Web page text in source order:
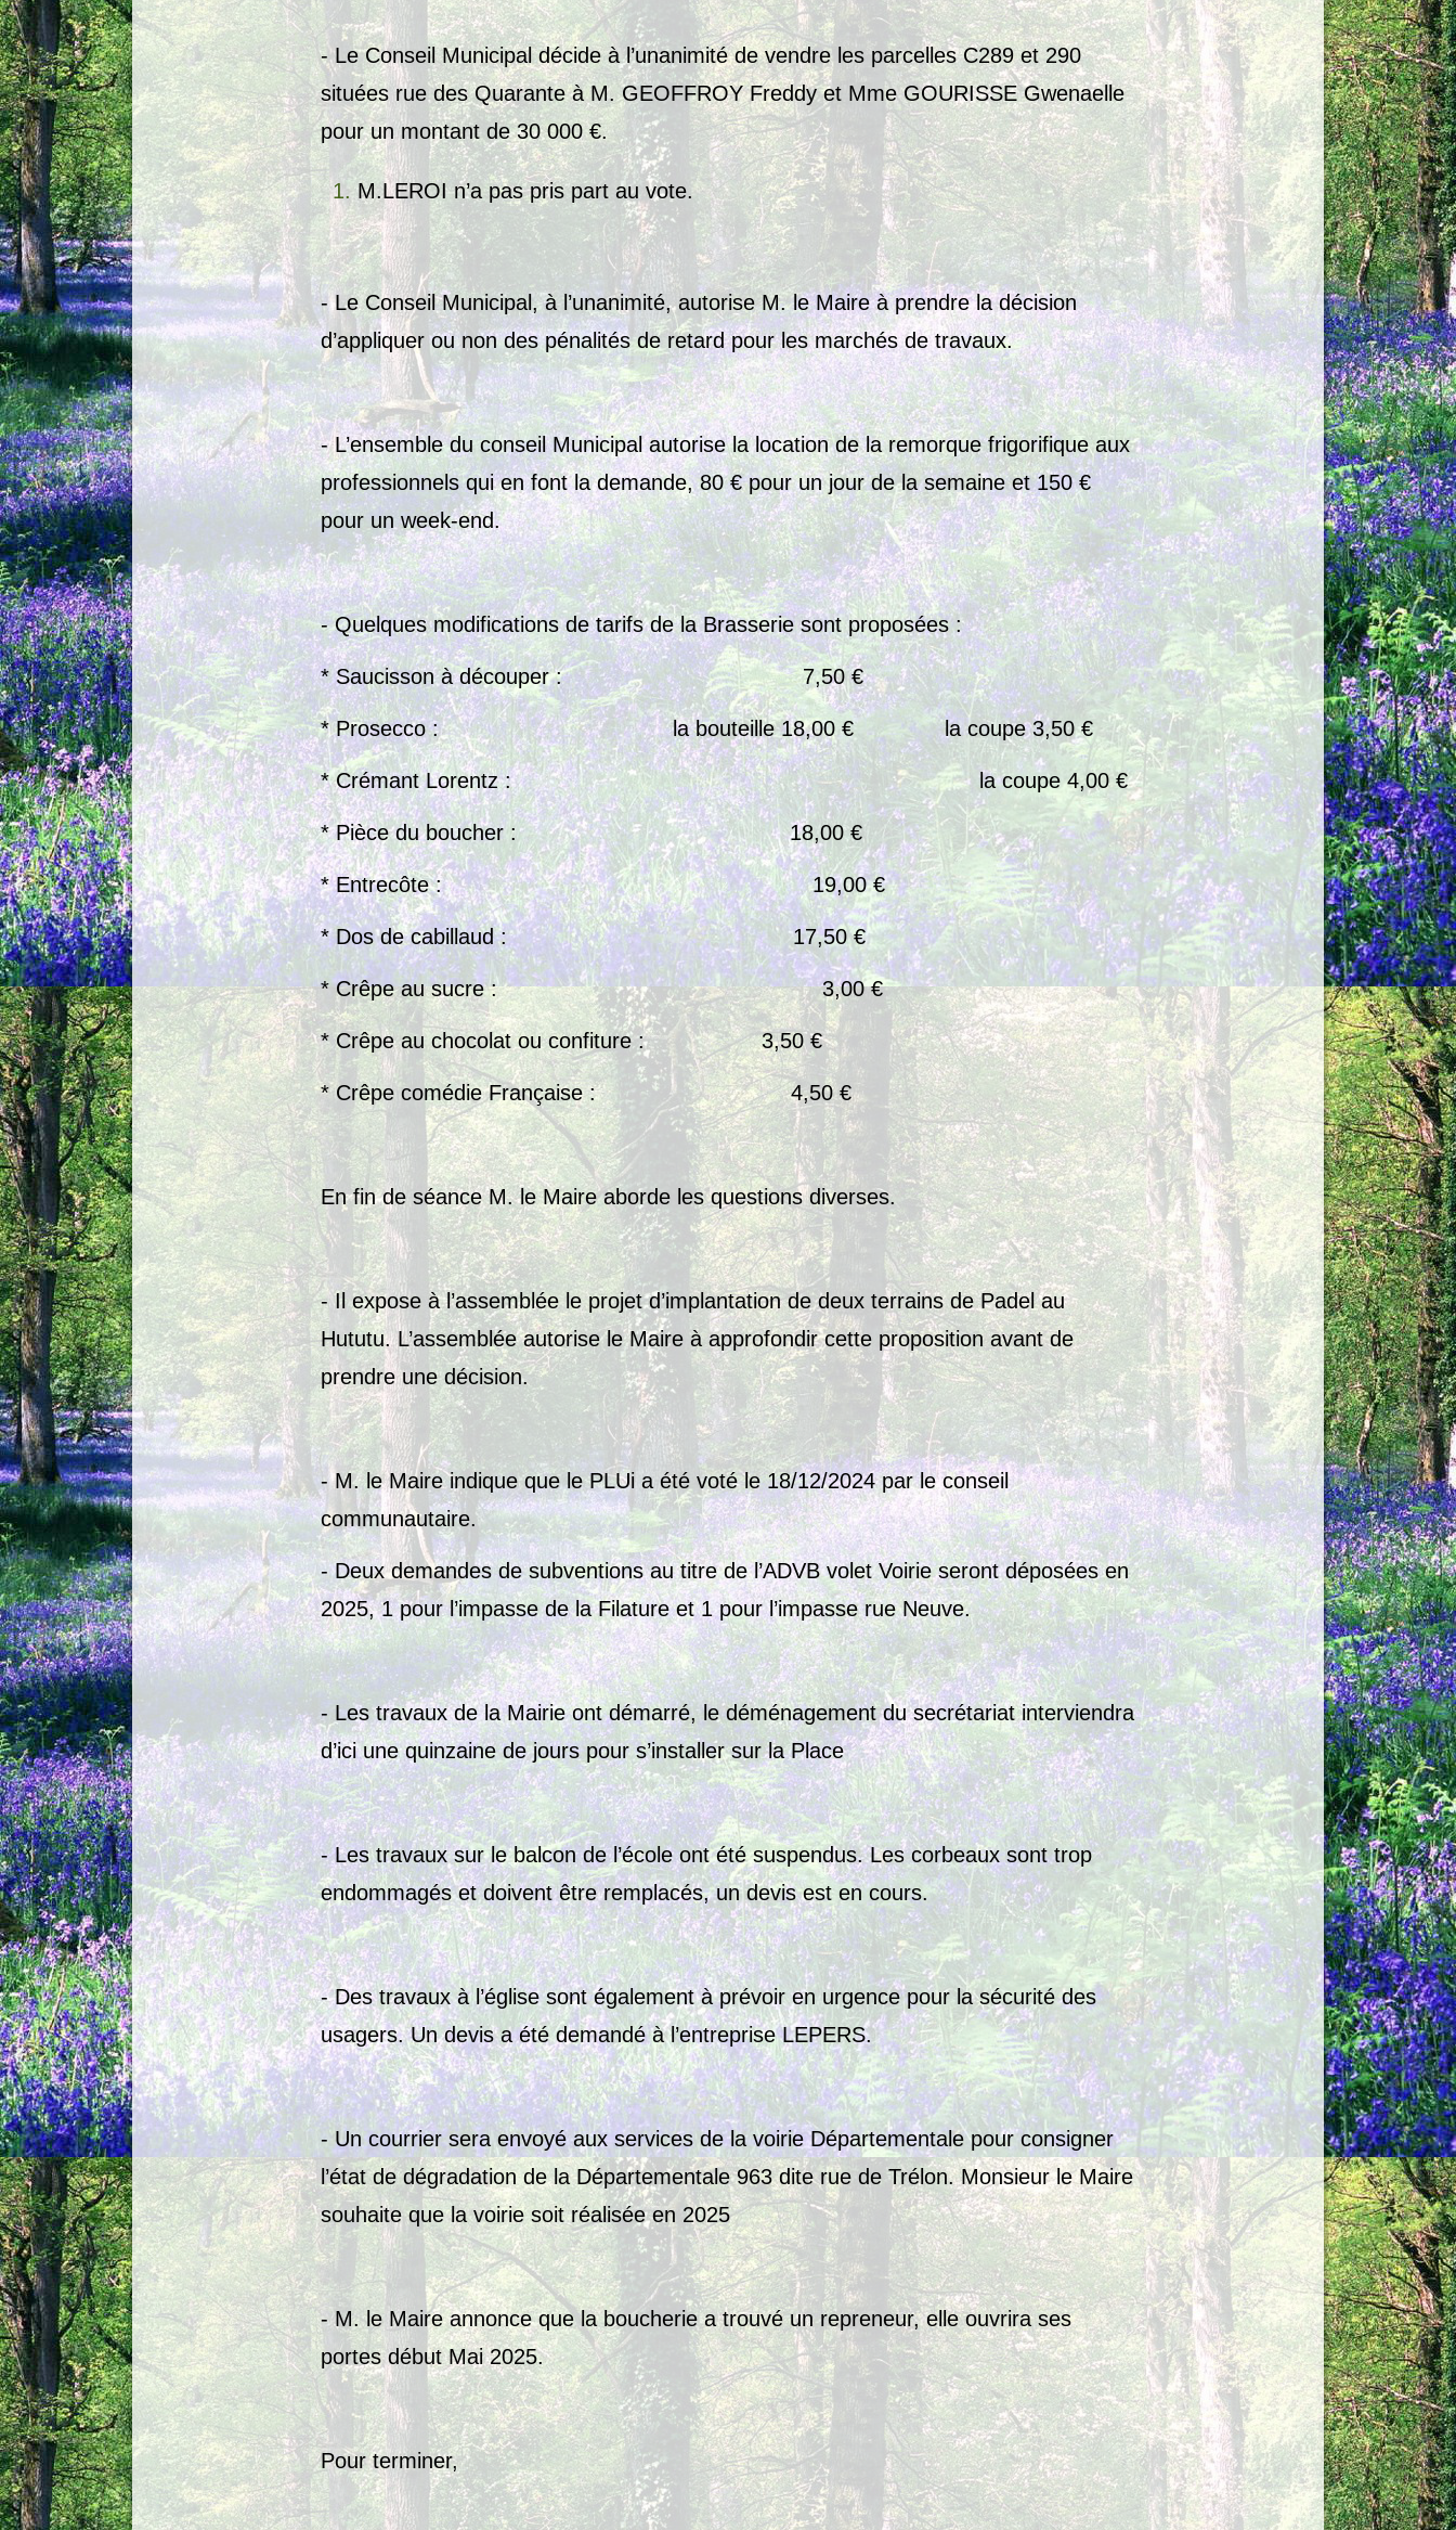
- Le Conseil Municipal décide à l’unanimité de vendre les parcelles C289 et 290
situées rue des Quarante à M. GEOFFROY Freddy et Mme GOURISSE Gwenaelle
pour un montant de 30 000 €.
M.LEROI n’a pas pris part au vote.
- Le Conseil Municipal, à l’unanimité, autorise M. le Maire à prendre la décision
d’appliquer ou non des pénalités de retard pour les marchés de travaux.
- L’ensemble du conseil Municipal autorise la location de la remorque frigorifique aux
professionnels qui en font la demande, 80 € pour un jour de la semaine et 150 €
pour un week-end.
- Quelques modifications de tarifs de la Brasserie sont proposées :
* Saucisson à découper : 7,50 €
* Prosecco : la bouteille 18,00 € la coupe 3,50 €
* Crémant Lorentz : la coupe 4,00 €
* Pièce du boucher : 18,00 €
* Entrecôte : 19,00 €
* Dos de cabillaud : 17,50 €
* Crêpe au sucre : 3,00 €
* Crêpe au chocolat ou confiture : 3,50 €
* Crêpe comédie Française : 4,50 €
En fin de séance M. le Maire aborde les questions diverses.
- Il expose à l’assemblée le projet d’implantation de deux terrains de Padel au
Hututu. L’assemblée autorise le Maire à approfondir cette proposition avant de
prendre une décision.
- M. le Maire indique que le PLUi a été voté le 18/12/2024 par le conseil
communautaire.
- Deux demandes de subventions au titre de l’ADVB volet Voirie seront déposées en
2025, 1 pour l’impasse de la Filature et 1 pour l’impasse rue Neuve.
- Les travaux de la Mairie ont démarré, le déménagement du secrétariat interviendra
d’ici une quinzaine de jours pour s’installer sur la Place
- Les travaux sur le balcon de l’école ont été suspendus. Les corbeaux sont trop
endommagés et doivent être remplacés, un devis est en cours.
- Des travaux à l’église sont également à prévoir en urgence pour la sécurité des
usagers. Un devis a été demandé à l’entreprise LEPERS.
- Un courrier sera envoyé aux services de la voirie Départementale pour consigner
l’état de dégradation de la Départementale 963 dite rue de Trélon. Monsieur le Maire
souhaite que la voirie soit réalisée en 2025
- M. le Maire annonce que la boucherie a trouvé un repreneur, elle ouvrira ses
portes début Mai 2025.
Pour terminer,